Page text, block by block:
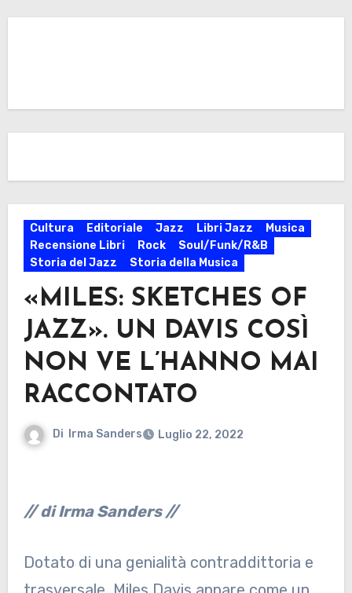
Cultura Editoriale Jazz Libri Jazz
Musica
Recensione Libri
Rock
Soul/Funk/R&B
Storia del Jazz
Storia della Musica
«MILES: SKETCHES OF
JAZZ». UN DAVIS COSÌ
NON VE L’HANNO MAI
RACCONTATO
Di Irma Sanders Luglio 22, 2022
// di Irma Sanders//
Dotato di una genialità contraddittoria e